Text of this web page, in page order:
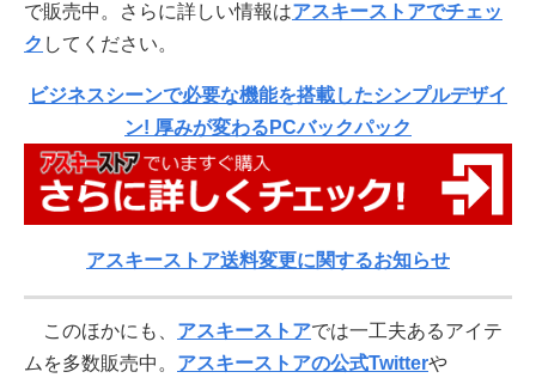
で販売中。さらに詳しい情報はアスキーストアでチェッ
ク してください。
ビジネスシーンで必要な機能を搭載したシンプルデザイ
ン! 厚みが変わるPCバックパック
アスキーストア送料変更に関するお知らせ
このほかにも、 アスキーストアでは一工夫あるアイテ
ムを多数販売中。 アスキーストアの公式Twitterや